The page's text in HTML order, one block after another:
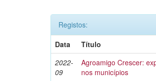
Registos:
Data
Título
2022-
09
Agroamigo Crescer:
nos municípios